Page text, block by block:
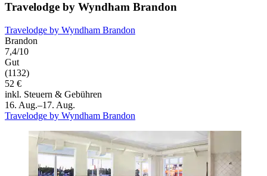
Travelodge by Wyndham Brandon
Travelodge by Wyndham Brandon
Brandon
7,4/10
Gut
(1132)
52 €
inkl. Steuern & Gebühren
16. Aug.–17. Aug.
Travelodge by Wyndham Brandon